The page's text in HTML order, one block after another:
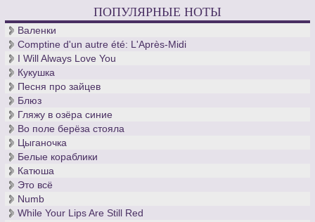
ПОПУЛЯРНЫЕ НОТЫ
Валенки
Comptine d'un autre été: L'Après-Midi
I Will Always Love You
Кукушка
Песня про зайцев
Блюз
Гляжу в озёра синие
Во поле берёза стояла
Цыганочка
Белые кораблики
Катюша
Это всё
Numb
While Your Lips Are Still Red